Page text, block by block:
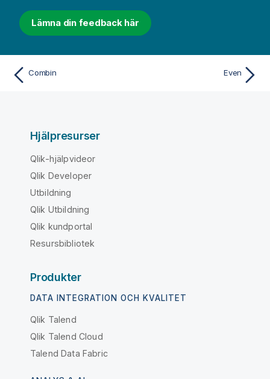
Lämna din feedback här
Combin Even
Hjälpresurser
Qlik-hjälpvideor
Qlik Developer
Utbildning
Qlik Utbildning
Qlik kundportal
Resursbibliotek
Produkter
DATA INTEGRATION OCH KVALITET
Qlik Talend
Qlik Talend Cloud
Talend Data Fabric